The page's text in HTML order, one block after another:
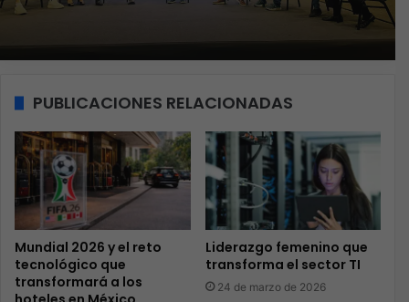
PUBLICACIONES RELACIONADAS
Mundial 2026 y el reto
tecnológico que
transformará a los
Liderazgo femenino que
transforma el sector TI
24 de marzo de 2026